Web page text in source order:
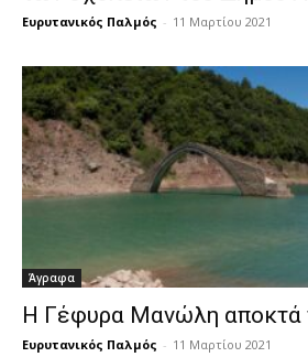
Ευρυτανικός Παλμός - 11 Μαρτίου 2021
Άγραφα
Η Γέφυρα Μανώλη αποκτά
Ευρυτανικός Παλμός - 11 Μαρτίου 2021